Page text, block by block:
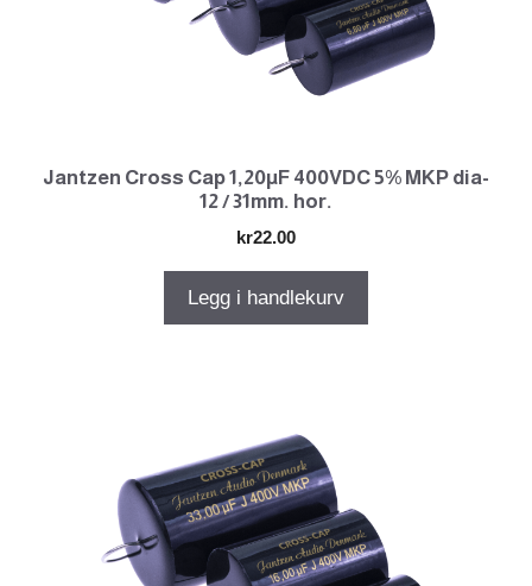
Jantzen Cross Cap 1,20µF 400VDC 5% MKP dia-
12 / 31mm. hor.
kr22.00
Legg i handlekurv